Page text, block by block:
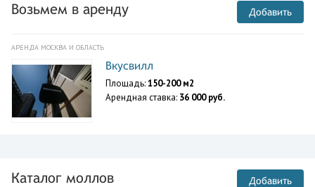
Возьмем в аренду Добавить
АРЕНДА МОСКВА И ОБЛАСТЬ
Вкусвилл
Площадь:150-200 м2
Арендная ставка: 36 000 руб.
Каталог моллов Добавить